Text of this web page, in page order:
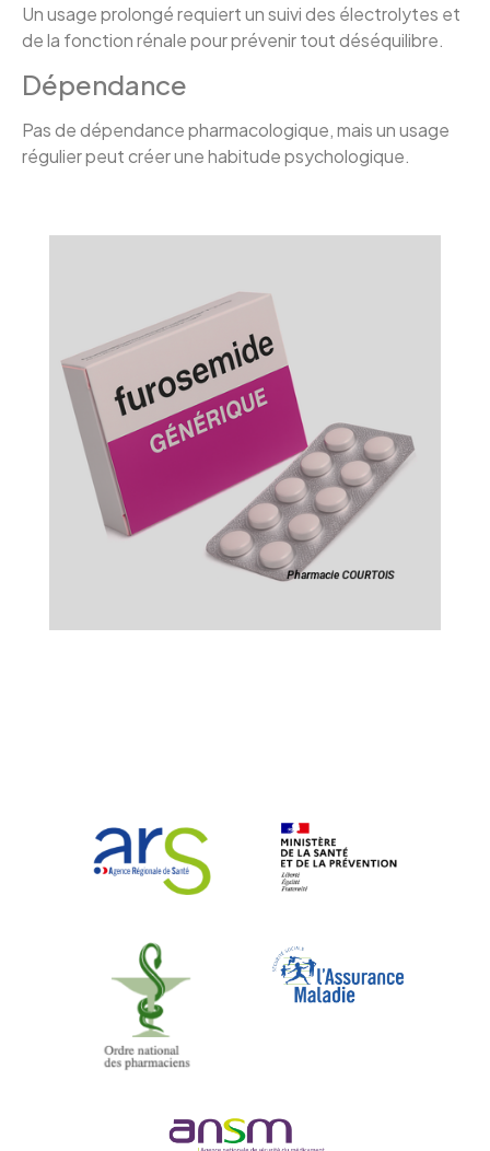
Un usage prolongé requiert un suivi des électrolytes et
de la fonction rénale pour prévenir tout déséquilibre.
Dépendance
Pas de dépendance pharmacologique, mais un usage
régulier peut créer une habitude psychologique.